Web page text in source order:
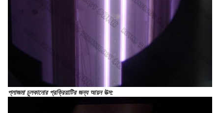
প্লাজমা চুলকানোর প্রক্রিয়াটির জন্য আয়ন উত্স: